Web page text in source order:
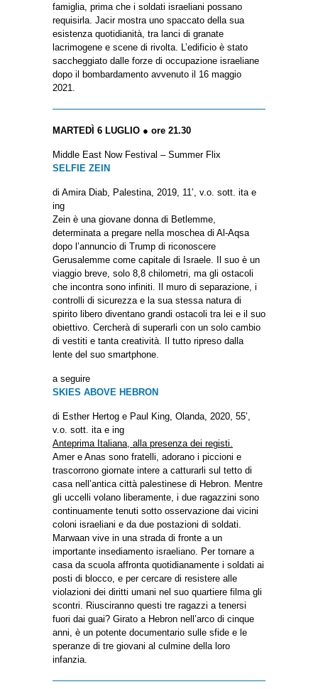
famiglia, prima che i soldati israeliani possano
requisirla. Jacir mostra uno spaccato della sua
esistenza quotidianità, tra lanci di granate
lacrimogene e scene di rivolta. L’edificio è stato
saccheggiato dalle forze di occupazione israeliane
dopo il bombardamento avvenuto il 16 maggio
2021.
MARTEDÌ 6 LUGLIO ● ore 21.30
Middle East Now Festival – Summer Flix
SELFIE ZEIN
di Amira Diab, Palestina, 2019, 11’, v.o. sott. ita e
ing
Zein è una giovane donna di Betlemme,
determinata a pregare nella moschea di Al-Aqsa
dopo l’annuncio di Trump di riconoscere
Gerusalemme come capitale di Israele. Il suo è un
viaggio breve, solo 8,8 chilometri, ma gli ostacoli
che incontra sono infiniti. Il muro di separazione, i
controlli di sicurezza e la sua stessa natura di
spirito libero diventano grandi ostacoli tra lei e il suo
obiettivo. Cercherà di superarli con un solo cambio
di vestiti e tanta creatività. Il tutto ripreso dalla
lente del suo smartphone.
a seguire
SKIES ABOVE HEBRON
di Esther Hertog e Paul King, Olanda, 2020, 55’,
v.o. sott. ita e ing
Anteprima Italiana, alla presenza dei registi.
Amer e Anas sono fratelli, adorano i piccioni e
trascorrono giornate intere a catturarli sul tetto di
casa nell’antica città palestinese di Hebron. Mentre
gli uccelli volano liberamente, i due ragazzini sono
continuamente tenuti sotto osservazione dai vicini
coloni israeliani e da due postazioni di soldati.
Marwaan vive in una strada di fronte a un
importante insediamento israeliano. Per tornare a
casa da scuola affronta quotidianamente i soldati ai
posti di blocco, e per cercare di resistere alle
violazioni dei diritti umani nel suo quartiere filma gli
scontri. Riusciranno questi tre ragazzi a tenersi
fuori dai guai? Girato a Hebron nell’arco di cinque
anni, è un potente documentario sulle sfide e le
speranze di tre giovani al culmine della loro
infanzia.